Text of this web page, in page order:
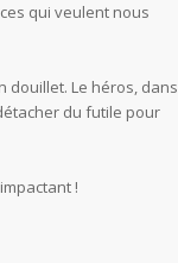
qui veulent nous
douillet. Le héros, dans
du futile pour
!